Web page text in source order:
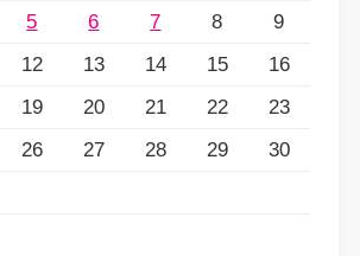
5 6 7 8
9
12 13 14 15
16
19 20 21 22
23
26 27 28 29
30